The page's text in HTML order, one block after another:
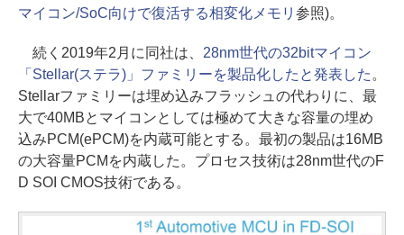
マイコン/SoC向けで復活する相変化メモリ 参照)。
続く2019年2月に同社は、 28nm世代の32bitマイコン
「Stellar(ステラ)」ファミリーを製品化したと発表した 。
Stellarファミリーは埋め込みフラッシュの代わりに、最
大で40MBとマイコンとしては極めて大きな容量の埋め
込みPCM(ePCM)を内蔵可能とする。最初の製品は16MB
の大容量PCMを内蔵した。プロセス技術は28nm世代のF
D SOI CMOS技術である。